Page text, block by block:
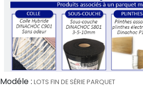
Modéle : LOTS FIN DE SÉRIE PARQUET